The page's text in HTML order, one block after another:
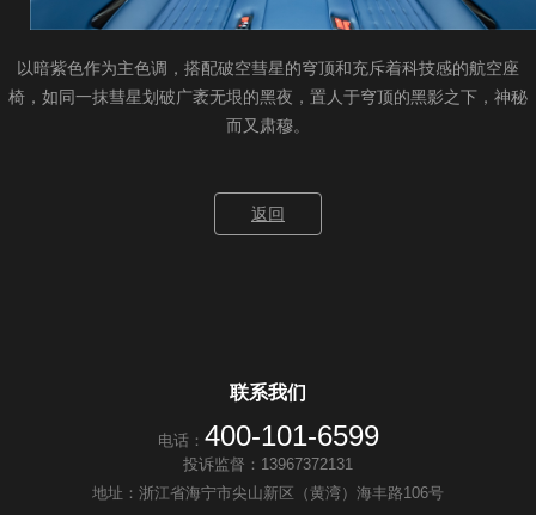
以暗紫色作为主色调，搭配破空彗星的穹顶和充斥着科技感的航空座
椅，如同一抹彗星划破广袤无垠的黑夜，置人于穹顶的黑影之下，神秘
而又肃穆。
返回
联系我们
电话： 400-101-6599
投诉监督：13967372131
地址：浙江省海宁市尖山新区（黄湾）海丰路106号